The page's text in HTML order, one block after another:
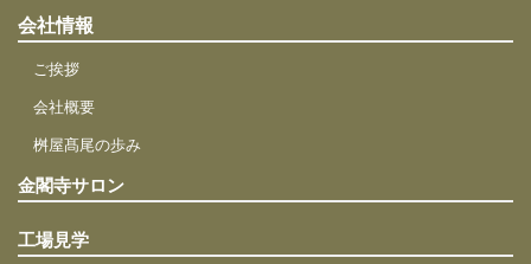
会社情報
ご挨拶
会社概要
桝屋髙尾の歩み
金閣寺サロン
工場見学